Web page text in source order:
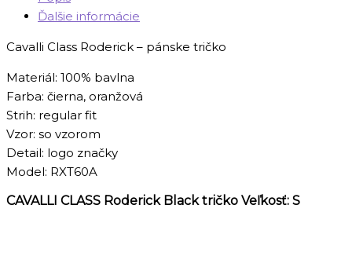
Ďalšie informácie
Cavalli Class Roderick – pánske tričko
Materiál: 100% bavlna
Farba: čierna, oranžová
Strih: regular fit
Vzor: so vzorom
Detail: logo značky
Model: RXT60A
CAVALLI CLASS Roderick Black tričko Veľkosť: S